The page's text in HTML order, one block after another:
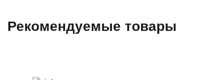
Рекомендуемые товары